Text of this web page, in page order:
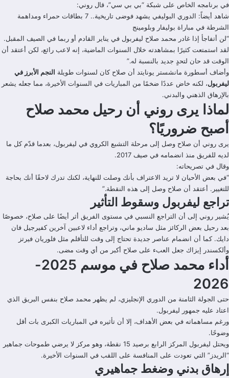
في برنامجه الخاص على شبكة “بي بي سي”، قال روني:
شاهد أيضاً:
الدوري البوليفي يشهد فوضى تاريخية.. 7 بطاقات حمراء ومداهمة
الشرطة في مباراة بوليفار وبلومينج
“لن أتفاجأ إذا غادر محمد صلاح ليفربول في يناير القادم أو ربما في الصيف المقبل.
لقد استمتعت كثيرًا بمشاهدته خلال السنوات الماضية، إنه لاعب رائع، لكن أعتقد أن
الوقت قد حان لتحدٍ جديد بالنسبة له.”
وأضاف أسطورة مانشستر يونايتد أن صلاح كان لسنوات طويلة النجم الأبرز في
ليفربول، لكنه خاض عددًا ضخمًا من المباريات في السنوات الأخيرة، مما جعله يشعر
بالإرهاق الذهني والبدني.
لماذا يرى روني أن رحيل محمد صلاح
أصبح ضروريًا؟
يرى روني أن صلاح وصل إلى مرحلة التشبع الكروي في ليفربول، بعدما قدّم كل ما
لديه للفريق منذ انضمامه في صيف 2017.
وقال في تصريحاته:
“في بعض الأحيان لا تريد الاعتراف بأنك وصلت للنهاية، لكنك تدرك لاحقًا أنك بحاجة
للتغيير. أعتقد أن صلاح وصل إلى هذه النقطة.”
تراجع ليفربول وسقوط التأثير
يُشير روني إلى أن التراجع النسبي في مستوى الفريق أثر أيضًا على صلاح، خصوصًا
بعد رحيل بعض الركائز مثل ساديو ماني، وتراجع أداء لاعبين آخرين كفيرجيل فان
دايك. كما أن انضمام عناصر جديدة تحتاج إلى وقت للتأقلم مثل فلوريان فيرتز
وألكسندر إيزاك جعل العبء على صلاح أكبر من أي وقت مضى.
أداء محمد صلاح في موسم 2025-
2026
حتى الجولة الثامنة من الدوري الإنجليزي، لم يظهر محمد صلاح بنفس البريق الذي
اعتاد عليه جمهور ليفربول.
ورغم مساهماته في بعض الأهداف، إلا أن تأثيره في المباريات الكبرى بات أقل
وضوحًا.
ويحتل ليفربول المركز الرابع برصيد 15 نقطة، وهو مركز لا يرضي طموحات جماهير
“الريدز” التي تعودت على المنافسة على اللقب في السنوات الأخيرة.
إرهاق بدني وضغط جماهيري